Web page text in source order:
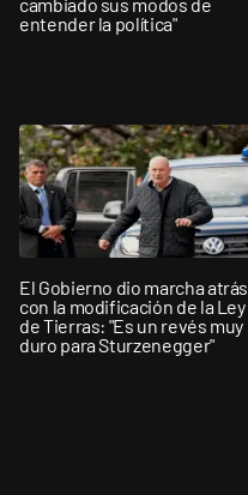
entender la política"
El Gobierno dio marcha atrás
con la modificación de la Ley
de Tierras: "Es un revés muy
duro para Sturzenegger"